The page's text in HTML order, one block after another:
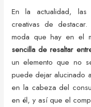
En la actualidad, las
creativas de
moda que hay en el
sencilla de resaltar
un elemento que no
puede dejar alucinado
en la cabeza del
en él, y así que el